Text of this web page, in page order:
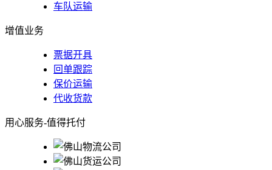
车队运输
增值业务
票据开具
回单跟踪
保价运输
代收货款
用心服务-值得托付